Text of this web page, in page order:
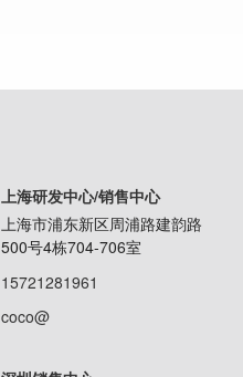
上海研发中心/销售中心
上海市浦东新区周浦路建韵路
500号4栋704-706室
15721281961
coco@